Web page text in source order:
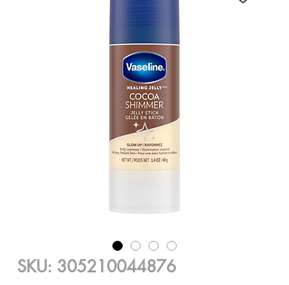
SKU: 305210044876